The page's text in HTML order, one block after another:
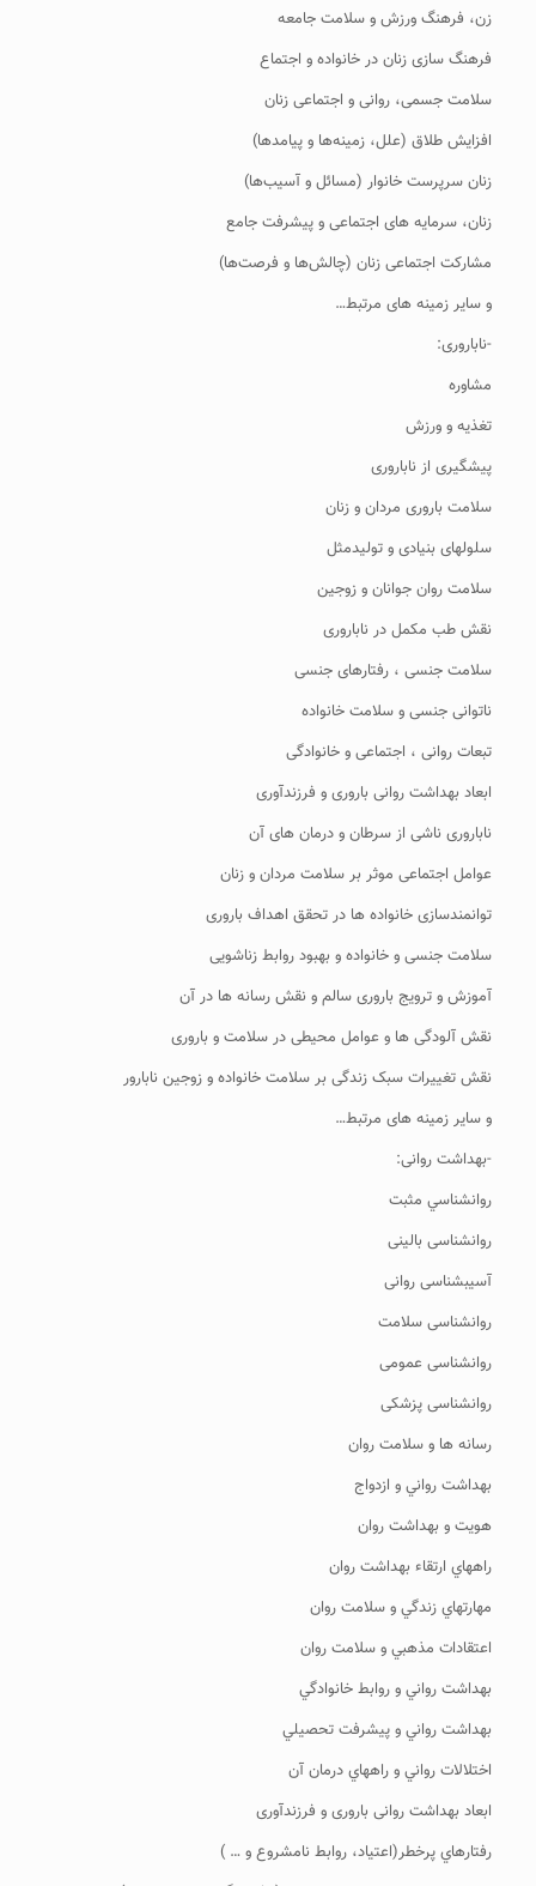
زن، فرهنگ ورزش و سلامت جامعه
فرهنگ سازی زنان در خانواده و اجتماع
سلامت جسمی، روانی و اجتماعی زنان
افزایش طلاق (علل، زمینه‌ها و پیامدها)
زنان سرپرست خانوار (مسائل و آسیب‌ها)
زنان، سرمایه های اجتماعی و پیشرفت جامع
مشارکت اجتماعی زنان (چالش‌ها و فرصت‌ها)
و سایر زمینه های مرتبط…
-ناباروری:
مشاوره
تغذیه و ورزش
پیشگیری از ناباروری
سلامت باروری مردان و زنان
سلولهای بنیادی و تولیدمثل
سلامت روان جوانان و زوجین
نقش طب مکمل در ناباروری
سلامت جنسی ، رفتارهای جنسی
ناتوانی جنسی و سلامت خانواده
تبعات روانی ، اجتماعی و خانوادگی
ابعاد بهداشت روانی باروری و فرزندآوری
ناباروری ناشی از سرطان و درمان های آن
عوامل اجتماعی موثر بر سلامت مردان و زنان
توانمندسازی خانواده ها در تحقق اهداف باروری
سلامت جنسی و خانواده و بهبود روابط زناشویی
آموزش و ترویج باروری سالم و نقش رسانه ها در آن
نقش آلودگی ها و عوامل محیطی در سلامت و باروری
نقش تغییرات سبک زندگی بر سلامت خانواده و زوجین نابارور
و سایر زمینه های مرتبط…
-بهداشت روانی:
روانشناسي مثبت
روانشناسی بالینی
آسیبشناسی روانی
روانشناسی سلامت
روانشناسی عمومی
روانشناسی پزشکی
رسانه ها و سلامت روان
بهداشت رواني و ازدواج
هويت و بهداشت روان
راههاي ارتقاء بهداشت روان
مهارتهاي زندگي و سلامت روان
اعتقادات مذهبي و سلامت روان
بهداشت رواني و روابط خانوادگي
بهداشت رواني و پيشرفت تحصيلي
اختلالات رواني و راههاي درمان آن
ابعاد بهداشت روانی باروری و فرزندآوری
رفتارهاي پرخطر(اعتياد، روابط نامشروع و … )